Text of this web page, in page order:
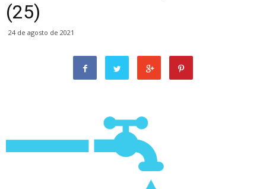
(25)
24 de agosto de 2021